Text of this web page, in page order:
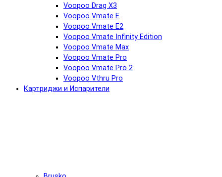
Voopoo Drag X3
Voopoo Vmate E
Voopoo Vmate E2
Voopoo Vmate Infinity Edition
Voopoo Vmate Max
Voopoo Vmate Pro
Voopoo Vmate Pro 2
Voopoo Vthru Pro
Картриджи и Испарители